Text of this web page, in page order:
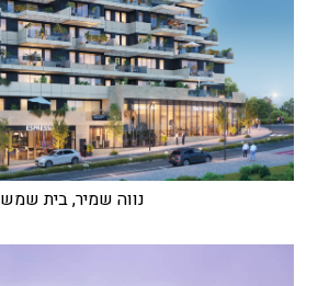
נווה שמיר, בית שמש